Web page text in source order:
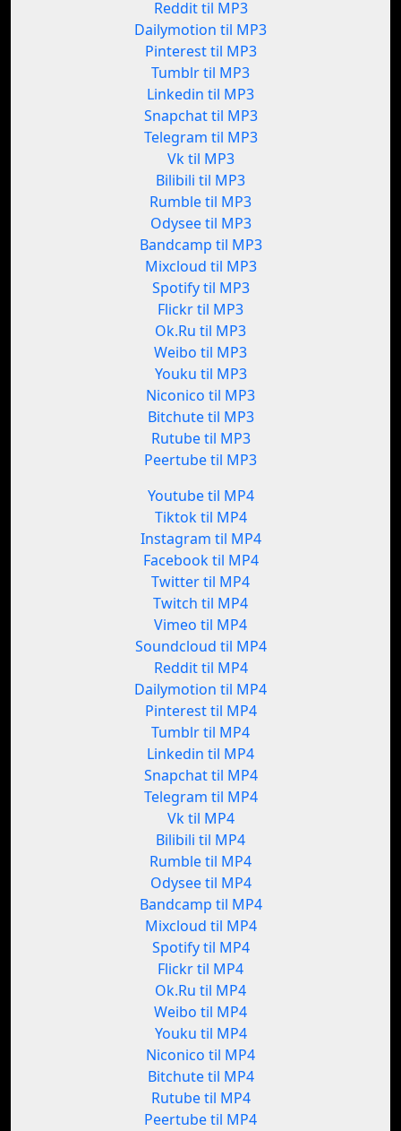
Reddit til MP3
Dailymotion til MP3
Pinterest til MP3
Tumblr til MP3
Linkedin til MP3
Snapchat til MP3
Telegram til MP3
Vk til MP3
Bilibili til MP3
Rumble til MP3
Odysee til MP3
Bandcamp til MP3
Mixcloud til MP3
Spotify til MP3
Flickr til MP3
Ok.Ru til MP3
Weibo til MP3
Youku til MP3
Niconico til MP3
Bitchute til MP3
Rutube til MP3
Peertube til MP3
Youtube til MP4
Tiktok til MP4
Instagram til MP4
Facebook til MP4
Twitter til MP4
Twitch til MP4
Vimeo til MP4
Soundcloud til MP4
Reddit til MP4
Dailymotion til MP4
Pinterest til MP4
Tumblr til MP4
Linkedin til MP4
Snapchat til MP4
Telegram til MP4
Vk til MP4
Bilibili til MP4
Rumble til MP4
Odysee til MP4
Bandcamp til MP4
Mixcloud til MP4
Spotify til MP4
Flickr til MP4
Ok.Ru til MP4
Weibo til MP4
Youku til MP4
Niconico til MP4
Bitchute til MP4
Rutube til MP4
Peertube til MP4